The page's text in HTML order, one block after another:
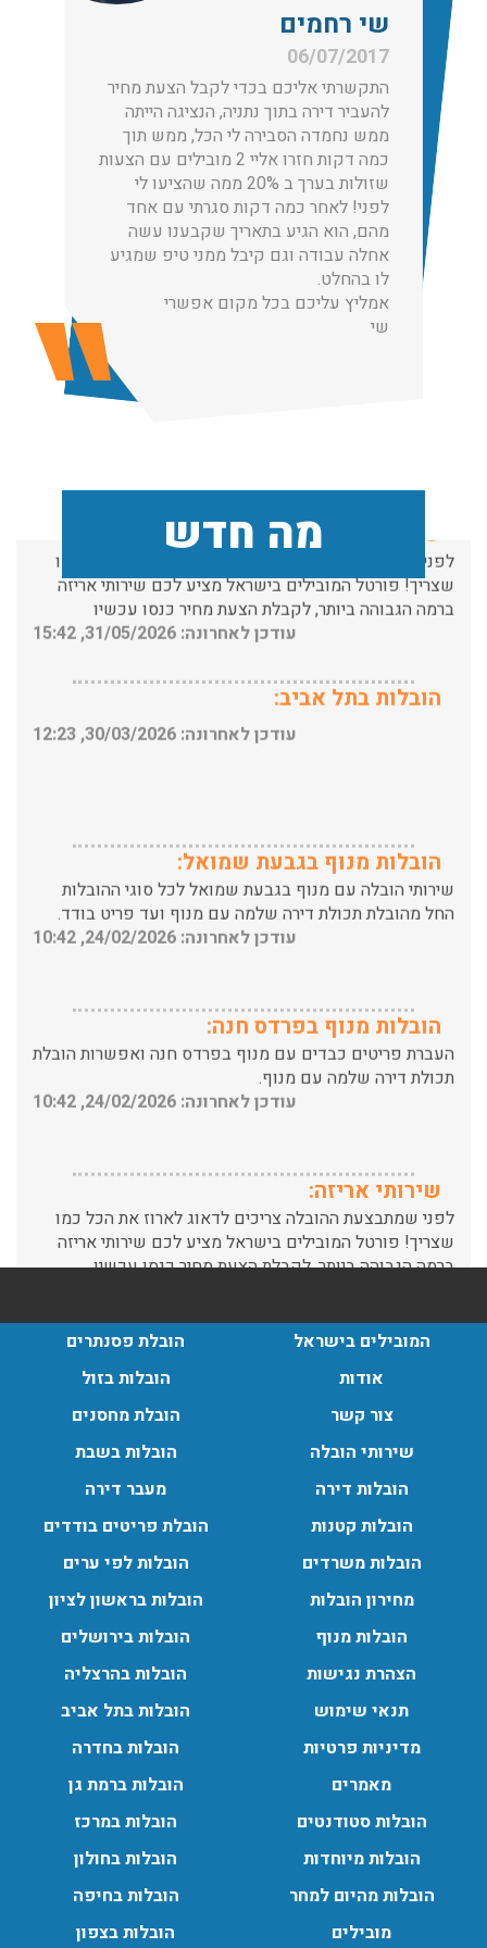
שי רחמים
06/07/2017
התקשרתי אליכם בכדי לקבל הצעת מחיר
להעביר דירה בתוך נתניה, הנציגה הייתה
ממש נחמדה הסבירה לי הכל, ממש תוך
כמה דקות חזרו אליי 2 מובילים עם הצעות
שזולות בערך ב 20% ממה שהציעו לי
לפני! לאחר כמה דקות סגרתי עם אחד
מהם, הוא הגיע בתאריך שקבענו עשה
אחלה עבודה וגם קיבל ממני טיפ שמגיע
לו בהחלט.
אמליץ עליכם בכל מקום אפשרי
מה חדש
עודכן לאחרונה: 30/03/2026, 12:23
הובלות מנוף בגבעת שמואל:
שירותי הובלה עם מנוף בגבעת שמואל לכל סוגי ההובלות
החל מהובלת תכולת דירה שלמה עם מנוף ועד פריט בודד.
עודכן לאחרונה: 24/02/2026, 10:42
הובלות מנוף בפרדס חנה:
העברת פריטים כבדים עם מנוף בפרדס חנה ואפשרות הובלת
שצריך! פורטל המובילים בישראל מציע לכם שירותי אריזה
ברמה הגבוהה ביותר, לקבלת הצעת מחיר כנסו עכשיו
עודכן לאחרונה: 31/05/2026, 15:42
הובלות בתל אביב:
עודכן לאחרונה: 30/03/2026, 12:23
החל מהובלת תכולת דירה שלמה עם מנוף ועד פריט בודד.
עודכן לאחרונה: 24/02/2026, 10:42
תכולת דירה שלמה עם מנוף.
עודכן לאחרונה: 24/02/2026, 10:42
שצריך! פורטל המובילים בישראל מציע לכם שירותי אריזה
ברמה הגבוהה ביותר, לקבלת הצעת מחיר כנסו עכשיו
עודכן לאחרונה: 31/05/2026, 15:42
עודכן לאחרונה: 30/03/2026, 12:23
הובלות מנוף בגבעת שמואל:
שירותי הובלה עם מנוף בגבעת שמואל לכל סוגי ההובלות
החל מהובלת תכולת דירה שלמה עם מנוף ועד פריט בודד.
עודכן לאחרונה: 24/02/2026, 10:42
הובלות מנוף בפרדס חנה:
תכולת דירה שלמה עם מנוף.
עודכן לאחרונה: 24/02/2026, 10:42
המובילים בישראל
אודות
צור קשר
שירותי הובלה
הובלות דירה
הובלות קטנות
הובלות משרדים
מחירון הובלות
הובלות מנוף
הצהרת נגישות
תנאי שימוש
מדיניות פרטיות
מאמרים
הובלות סטודנטים
הובלות מיוחדות
הובלות מהיום למחר
מובילים
הובלת פסנתרים
הובלות בזול
הובלת מחסנים
הובלות בשבת
מעבר דירה
הובלת פריטים בודדים
הובלות לפי ערים
הובלות בראשון לציון
הובלות בירושלים
הובלות בהרצליה
הובלות בתל אביב
הובלות בחדרה
הובלות ברמת גן
הובלות במרכז
הובלות בחולון
הובלות בחיפה
הובלות בצפון